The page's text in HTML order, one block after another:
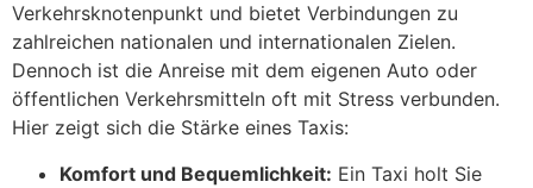
Verkehrsknotenpunkt und bietet Verbindungen zu
zahlreichen nationalen und internationalen Zielen.
Dennoch ist die Anreise mit dem eigenen Auto oder
öffentlichen Verkehrsmitteln oft mit Stress verbunden.
Hier zeigt sich die Stärke eines Taxis:
Komfort und Bequemlichkeit: Ein Taxi holt Sie